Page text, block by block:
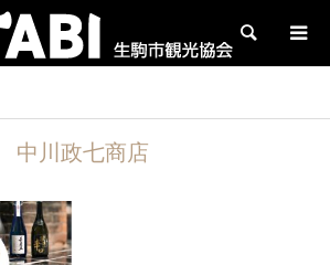
検索
中川政七商店